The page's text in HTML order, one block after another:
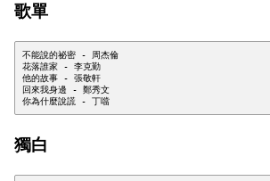
歌單
不能說的祕密 - 周杰倫
花落誰家 - 李克勤
他的故事 - 張敬軒
回來我身邊 - 鄭秀文
獨白